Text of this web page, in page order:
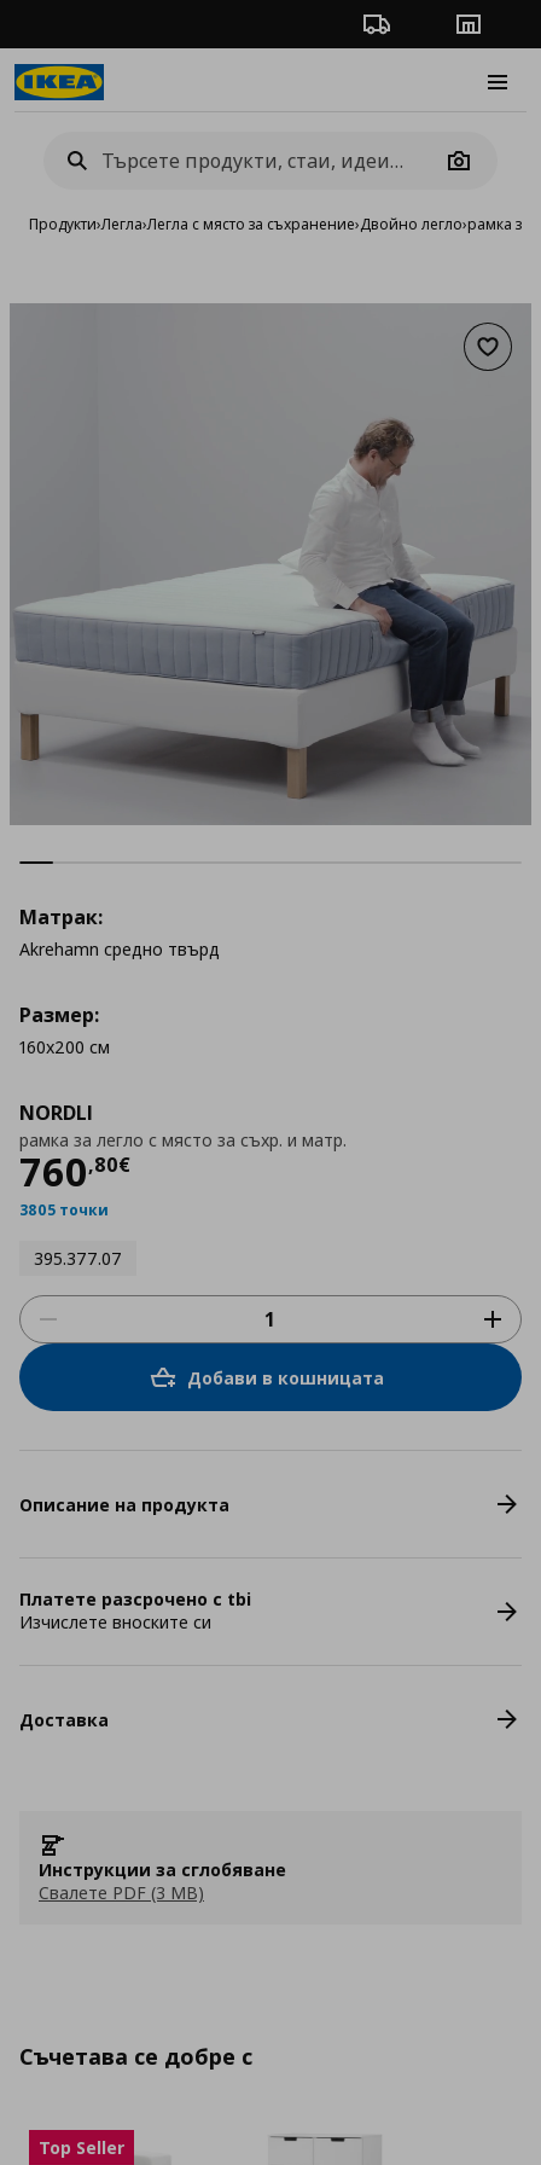
Проследяване на
Camera
Продукти›Легла›Легла с място за съхранение›Двойно легло›рамка за
NORDLI
рамка за легло с място за съхр. и матр.
760,80€
Цена760,80 €
3805 точки
395.377.07
Матрак:
Akrehamn средно твърд
Размер:
160x200 см
Добави в кошницата
Описание на продукта
Платете разсрочено с tbi
Изчислете вноските си
Доставка
Инструкции за сглобяване
Свалете PDF (3 MB)
Съчетава се добре с
Top Seller